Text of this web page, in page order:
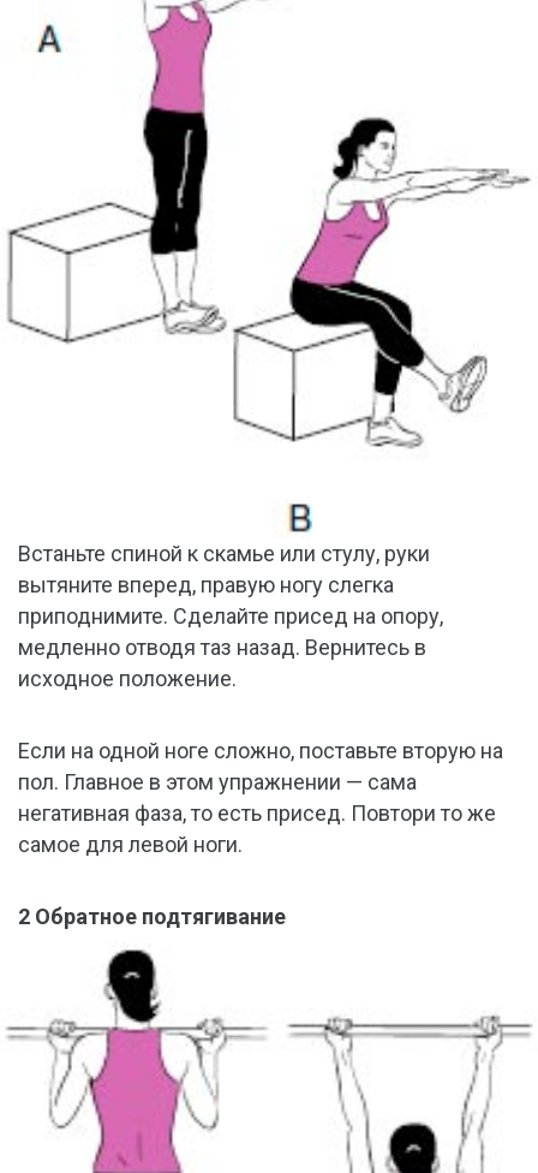
Встаньте спиной к скамье или стулу, руки
вытяните вперед, правую ногу слегка
приподнимите. Сделайте присед на опору,
медленно отводя таз назад. Вернитесь в
исходное положение.
Если на одной ноге сложно, поставьте вторую на
пол. Главное в этом упражнении — сама
негативная фаза, то есть присед. Повтори то же
самое для левой ноги.
2 Обратное подтягивание